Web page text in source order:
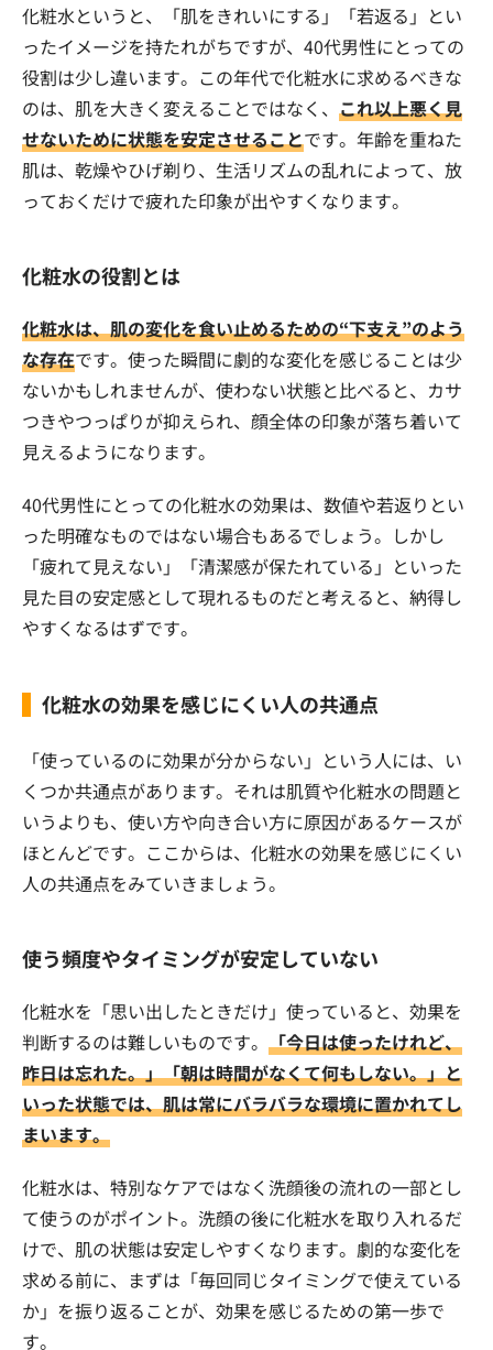
化粧水というと、「肌をきれいにする」「若返る」とい
ったイメージを持たれがちですが、40代男性にとっての
役割は少し違います。この年代で化粧水に求めるべきな
のは、肌を大きく変えることではなく、 これ以上悪く見
せないために状態を安定させることです。年齢を重ねた
肌は、乾燥やひげ剃り、生活リズムの乱れによって、放
っておくだけで疲れた印象が出やすくなります。
化粧水の役割とは
化粧水は、肌の変化を食い止めるための“下支え”のよう
な存在です。使った瞬間に劇的な変化を感じることは少
ないかもしれませんが、使わない状態と比べると、カサ
つきやつっぱりが抑えられ、顔全体の印象が落ち着いて
見えるようになります。
40代男性にとっての化粧水の効果は、数値や若返りとい
った明確なものではない場合もあるでしょう。しかし
「疲れて見えない」「清潔感が保たれている」といった
見た目の安定感として現れるものだと考えると、納得し
やすくなるはずです。
化粧水の効果を感じにくい人の共通点
「使っているのに効果が分からない」という人には、い
くつか共通点があります。それは肌質や化粧水の問題と
いうよりも、使い方や向き合い方に原因があるケースが
ほとんどです。ここからは、化粧水の効果を感じにくい
人の共通点をみていきましょう。
使う頻度やタイミングが安定していない
化粧水を「思い出したときだけ」使っていると、効果を
判断するのは難しいものです。 「今日は使ったけれど、
昨日は忘れた。」「朝は時間がなくて何もしない。」と
いった状態では、肌は常にバラバラな環境に置かれてし
まいます。
化粧水は、特別なケアではなく洗顔後の流れの一部とし
て使うのがポイント。洗顔の後に化粧水を取り入れるだ
けで、肌の状態は安定しやすくなります。劇的な変化を
求める前に、まずは「毎回同じタイミングで使えている
か」を振り返ることが、効果を感じるための第一歩で
す。